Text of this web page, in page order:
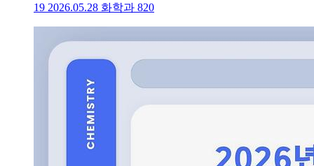
19 2026.05.28 화학과 820